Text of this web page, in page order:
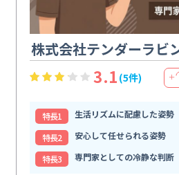
株式会社テンダーラビ
3.1 (5件) ＋
特⻑1
生活リズムに配慮した姿勢
特⻑2
安心して任せられる姿勢
特⻑3
専門家としての冷静な判断